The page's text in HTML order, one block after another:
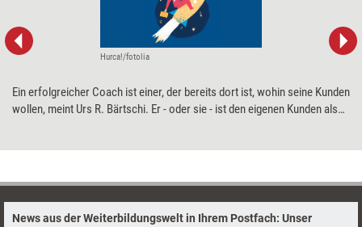
Hurca!/fotolia
Ein erfolgreicher Coach ist einer, der bereits dort ist, wohin seine Kunden
wollen, meint Urs R. Bärtschi. Er - oder sie - ist den eigenen Kunden also
News aus der Weiterbildungswelt in Ihrem Postfach: Unser